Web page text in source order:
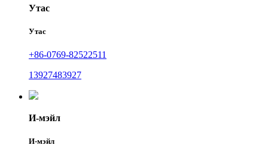
Утас
Утас
+86-0769-82522511
13927483927
И-мэйл
И-мэйл